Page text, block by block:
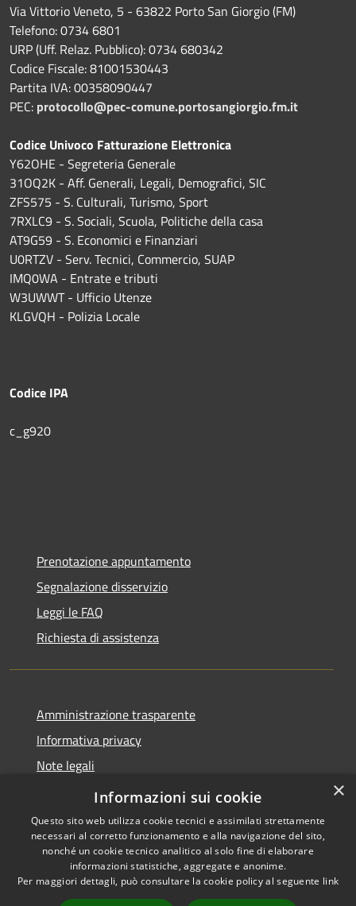
Via Vittorio Veneto, 5 - 63822 Porto San Giorgio (FM)
Telefono: 0734 6801
URP (Uff. Relaz. Pubblico): 0734 680342
Codice Fiscale: 81001530443
Partita IVA: 00358090447
PEC: protocollo@pec-comune.portosangiorgio.fm.it
Codice Univoco Fatturazione Elettronica
Y62OHE - Segreteria Generale
31OQ2K - Aff. Generali, Legali, Demografici, SIC
ZFS575 - S. Culturali, Turismo, Sport
7RXLC9 - S. Sociali, Scuola, Politiche della casa
AT9G59 - S. Economici e Finanziari
U0RTZV - Serv. Tecnici, Commercio, SUAP
IMQ0WA - Entrate e tributi
W3UWWT - Ufficio Utenze
KLGVQH - Polizia Locale
Codice IPA
c_g920
Prenotazione appuntamento
Segnalazione disservizio
Leggi le FAQ
Richiesta di assistenza
Amministrazione trasparente
Informativa privacy
Note legali
Dichiarazione di accessibilità
Accessibilità
Copyright © 2026 • Comune di
Porto San Giorgio • Powered by
×
Informazioni sui cookie
Questo sito web utilizza cookie tecnici e assimilati strettamente
necessari al corretto funzionamento e alla navigazione del sito,
nonché un cookie tecnico analitico al solo fine di elaborare
informazioni statistiche, aggregate e anonime.
Per maggiori dettagli, può consultare la cookie policy al seguente link